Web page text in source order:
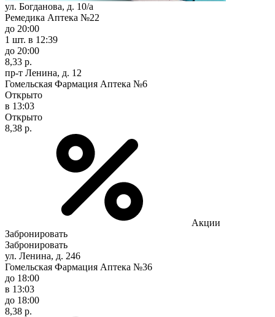
ул. Богданова, д. 10/а
Ремедика Аптека №22
до 20:00
1 шт. в 12:39
до 20:00
8,33 р.
пр-т Ленина, д. 12
Гомельская Фармация Аптека №6
Открыто
в 13:03
Открыто
8,38 р.
Акции
Забронировать
Забронировать
ул. Ленина, д. 246
Гомельская Фармация Аптека №36
до 18:00
в 13:03
до 18:00
8,38 р.